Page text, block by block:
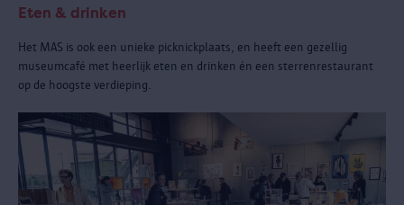
Eten & drinken
Het MAS is ook een unieke picknickplaats, en heeft een gezellig
museumcafé met heerlijk eten en drinken én een sterrenrestaurant
op de hoogste verdieping.